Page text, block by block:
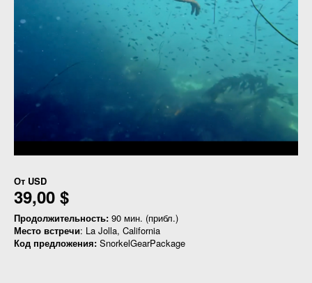
От USD
39,00 $
Продолжительность: 90 мин. (прибл.)
Место встречи: La Jolla, California
Код предложения: SnorkelGearPackage